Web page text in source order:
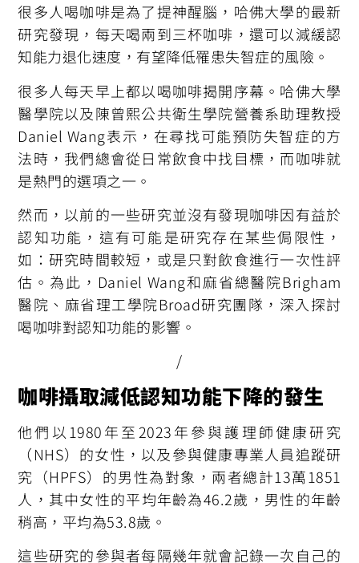
很多人喝咖啡是為了提神醒腦，哈佛大學的最新
研究發現，每天喝兩到三杯咖啡，還可以減緩認
知能力退化速度，有望降低罹患失智症的風險。
很多人每天早上都以喝咖啡揭開序幕。哈佛大學
醫學院以及陳曾熙公共衛生學院營養系助理教授
Daniel Wang表示，在尋找可能預防失智症的方
法時，我們總會從日常飲食中找目標，而咖啡就
是熱門的選項之一。
然而，以前的一些研究並沒有發現咖啡因有益於
認知功能，這有可能是研究存在某些侷限性，
如：研究時間較短，或是只對飲食進行一次性評
估。為此，Daniel Wang和麻省總醫院Brigham
醫院、麻省理工學院Broad研究團隊，深入探討
喝咖啡對認知功能的影響。
/
咖啡攝取減低認知功能下降的發生
他們以1980年至2023年參與護理師健康研究
（NHS）的女性，以及參與健康專業人員追蹤研
究（HPFS）的男性為對象，兩者總計13萬1851
人，其中女性的平均年齡為46.2歲，男性的年齡
稍高，平均為53.8歲。
這些研究的參與者每隔幾年就會記錄一次自己的